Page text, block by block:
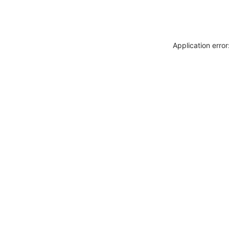
Application